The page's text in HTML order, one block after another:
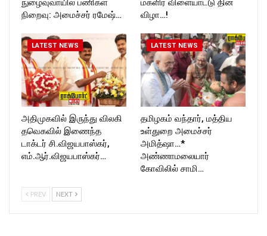
நுழைவுவாயில் பணிகள்
நிறைவு: அமைச்சர் ரமேஷ்…
மகளிர் விளையாட்டு தின
விழா…!
LATEST NEWS
அதிமுகவில் இருந்து விலகி
தவெகவில் இணைந்த
டாக்டர் சி.விஜயபாஸ்கர்,
எம்.ஆர்.விஜயபாஸ்கர்…
LATEST NEWS
தமிழகம் வந்தார், மத்திய
உள்துறை அமைச்சர்
அமித்ஷா…*
அண்ணாமலையார்
கோவிலில் சாமி…
PREV NEXT